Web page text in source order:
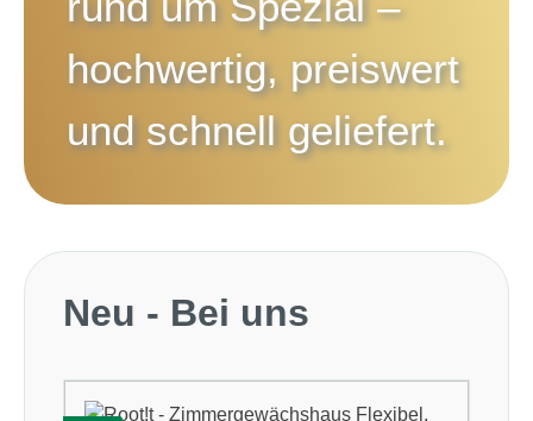
hochwertig, preiswert
und schnell geliefert.
Produktgalerie überspringen
Neu - Bei uns